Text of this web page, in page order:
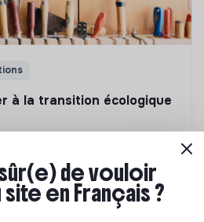
à la transition écologique
de vouloir
en Français ?